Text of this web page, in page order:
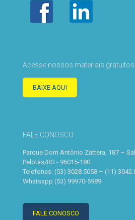
Acesse nossos materiais
BAIXE AQUI
FALE CONOSCO
Parque Dom Antônio Zattera, 187 –
Pelotas/RS - 96015-180
Telefones: (53) 3028.5058 – (11)
Whatsapp (53) 99970-5989
FALE CONOSCO